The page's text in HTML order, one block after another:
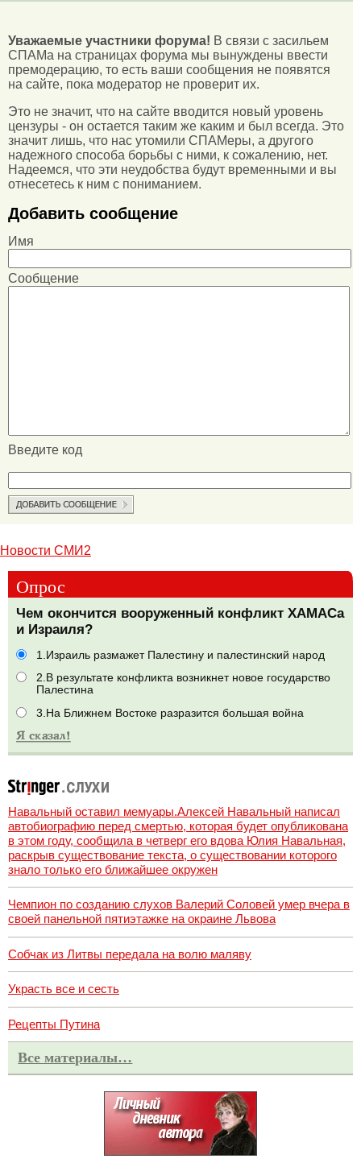
Уважаемые участники форума! В связи с засильем
СПАМа на страницах форума мы вынуждены ввести
премодерацию, то есть ваши сообщения не появятся
на сайте, пока модератор не проверит их.
Это не значит, что на сайте вводится новый уровень
цензуры - он остается таким же каким и был всегда. Это
значит лишь, что нас утомили СПАМеры, а другого
надежного способа борьбы с ними, к сожалению, нет.
Надеемся, что эти неудобства будут временными и вы
отнесетесь к ним с пониманием.
Добавить сообщение
Имя
Сообщение
Введите код
Новости СМИ2
Опрос
Чем окончится вооруженный конфликт ХАМАСа
и Израиля?
1.Израиль размажет Палестину и палестинский народ
2.В результате конфликта возникнет новое государство
Палестина
3.На Ближнем Востоке разразится большая война
Навальный оставил мемуары.Алексей Навальный написал
автобиографию перед смертью, которая будет опубликована
в этом году, сообщила в четверг его вдова Юлия Навальная,
раскрыв существование текста, о существовании которого
знало только его ближайшее окружен
Чемпион по созданию слухов Валерий Соловей умер вчера в
своей панельной пятиэтажке на окраине Львова
Собчак из Литвы передала на волю маляву
Украсть все и сесть
Рецепты Путина
Все материалы…